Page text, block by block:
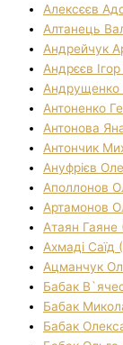
Алексєєв
Алтанець
Андрейчук
Андрєєв
Андрущенко
Антоненко
Антонова
Антончик
Ануфрієв
Аполлонов
Артамонов
Атаян Гаяне
Ахмаді Саїд
Ацманчук
Бабак
Бабак
Бабак